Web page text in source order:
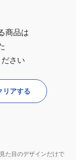
商品は
さい
リアする
た目のデザインだけで